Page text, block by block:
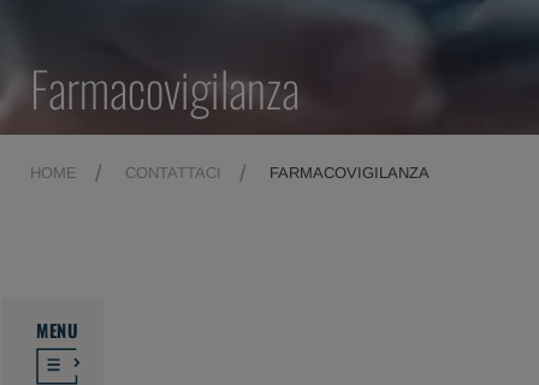
Farmacovigilanza
HOME CONTATTACI FARMACOVIGILANZA
MENU